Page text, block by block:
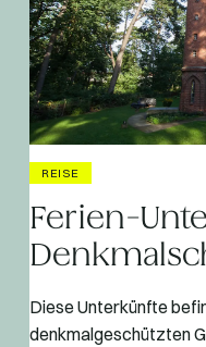
REISE
Ferien-
Diese Unterkünfte
denkmalgeschützten